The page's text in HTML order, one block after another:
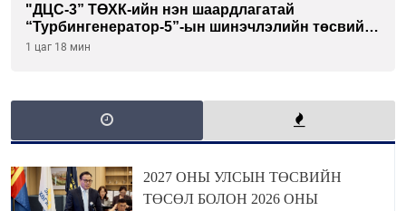
"ДЦС-3” ТӨХК-ийн нэн шаардлагатай
“Турбингенератор-5”-ын шинэчлэлийн төсвийг
шийдвэрлэхээр болов
1 цаг 18 мин
2027 ОНЫ УЛСЫН ТӨСВИЙН
ТӨСӨЛ БОЛОН 2026 ОНЫ